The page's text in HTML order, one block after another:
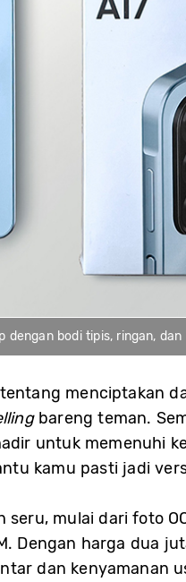
dengan bodi tipis, ringan,
menciptakan
bareng teman.
untuk memenuhi
kamu pasti jadi
mulai dari foto
Dengan harga dua
dan kenyamanan